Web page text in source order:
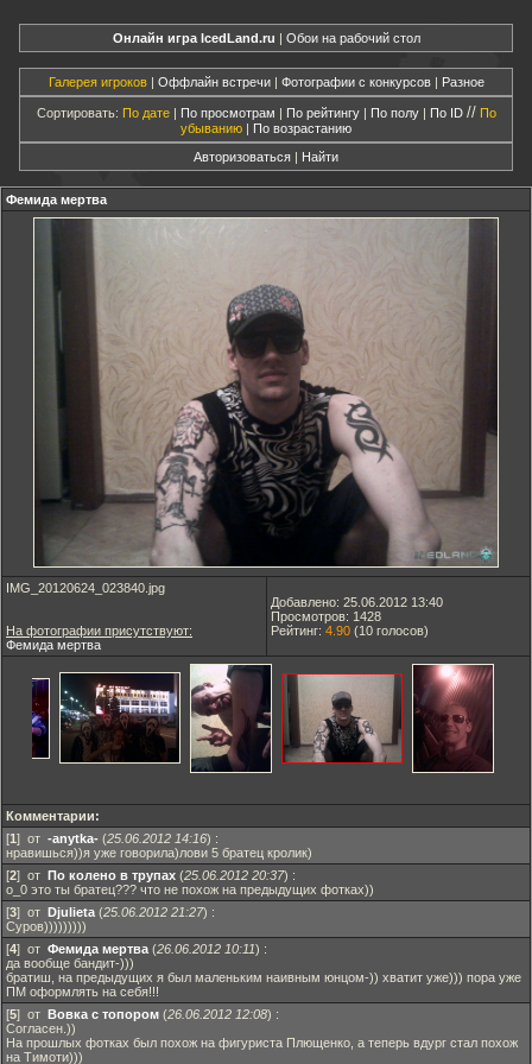
Онлайн игра IcedLand.ru | Обои на рабочий стол
Галерея игроков| Оффлайн встречи| Фотографии с конкурсов| Разное
Сортировать: По дате| По просмотрам | По рейтингу| По полу| По ID // По
убыванию | По возрастанию
Авторизоваться | Найти
Фемида мертва
IMG_20120624_023840.jpg
На фотографии присутствуют:
Фемида мертва
Добавлено: 25.06.2012 13:40
Просмотров: 1428
Рейтинг: 4.90 (10 голосов)
Комментарии:
[1] от -anytka- (25.06.2012 14:16) :
нравишься))я уже говорила)лови 5 братец кролик)
[2] от По колено в трупах (25.06.2012 20:37) :
о_0 это ты братец??? что не похож на предыдущих фотках))
[3] от Djulieta (25.06.2012 21:27) :
Суров)))))))))
[4] от Фемида мертва (26.06.2012 10:11) :
да вообще бандит-)))
братиш, на предыдущих я был маленьким наивным юнцом-)) хватит уже))) пора уже
ПМ оформлять на себя!!!
[5] от Вовка с топором (26.06.2012 12:08) :
Согласен.))
На прошлых фотках был похож на фигуриста Плющенко, а теперь вдург стал похож
на Тимоти)))